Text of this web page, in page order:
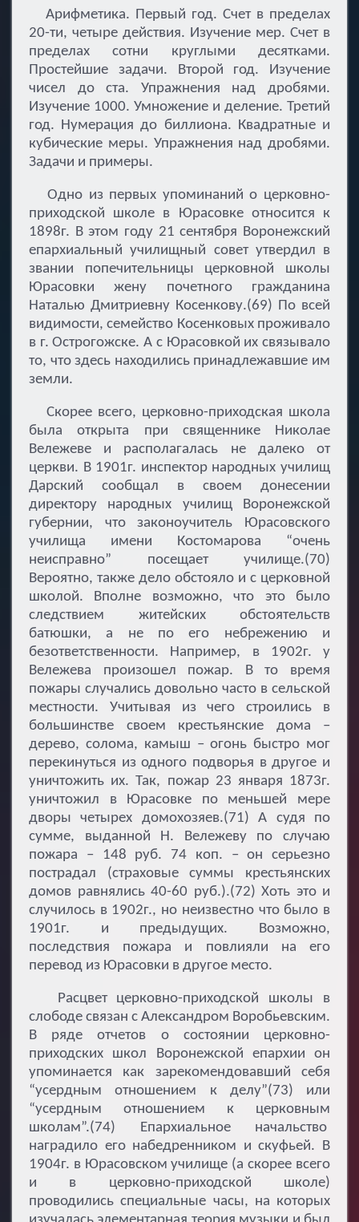
Арифметика. Первый год. Счет в пределах
20-ти, четыре действия. Изучение мер. Счет в
пределах сотни круглыми десятками.
Простейшие задачи. Второй год. Изучение
чисел до ста. Упражнения над дробями.
Изучение 1000. Умножение и деление. Третий
год. Нумерация до биллиона. Квадратные и
кубические меры. Упражнения над дробями.
Задачи и примеры.
Одно из первых упоминаний о церковно-
приходской школе в Юрасовке относится к
1898г. В этом году 21 сентября Воронежский
епархиальный училищный совет утвердил в
звании попечительницы церковной школы
Юрасовки жену почетного гражданина
Наталью Дмитриевну Косенкову.(69) По всей
видимости, семейство Косенковых проживало
в г. Острогожске. А с Юрасовкой их связывало
то, что здесь находились принадлежавшие им
земли.
Скорее всего, церковно-приходская школа
была открыта при священнике Николае
Вележеве и располагалась не далеко от
церкви. В 1901г. инспектор народных училищ
Дарский сообщал в своем донесении
директору народных училищ Воронежской
губернии, что законоучитель Юрасовского
училища имени Костомарова “очень
неисправно” посещает училище.(70)
Вероятно, также дело обстояло и с церковной
школой. Вполне возможно, что это было
следствием житейских обстоятельств
батюшки, а не по его небрежению и
безответственности. Например, в 1902г. у
Вележева произошел пожар. В то время
пожары случались довольно часто в сельской
местности. Учитывая из чего строились в
большинстве своем крестьянские дома –
дерево, солома, камыш – огонь быстро мог
перекинуться из одного подворья в другое и
уничтожить их. Так, пожар 23 января 1873г.
уничтожил в Юрасовке по меньшей мере
дворы четырех домохозяев.(71) А судя по
сумме, выданной Н. Вележеву по случаю
пожара – 148 руб. 74 коп. – он серьезно
пострадал (страховые суммы крестьянских
домов равнялись 40-60 руб.).(72) Хоть это и
случилось в 1902г., но неизвестно что было в
1901г. и предыдущих. Возможно,
последствия пожара и повлияли на его
перевод из Юрасовки в другое место.
Расцвет церковно-приходской школы в
слободе связан с Александром Воробьевским.
В ряде отчетов о состоянии церковно-
приходских школ Воронежской епархии он
упоминается как зарекомендовавший себя
“усердным отношением к делу”(73) или
“усердным отношением к церковным
школам”.(74) Епархиальное начальство
наградило его набедренником и скуфьей. В
1904г. в Юрасовском училище (а скорее всего
и в церковно-приходской школе)
проводились специальные часы, на которых